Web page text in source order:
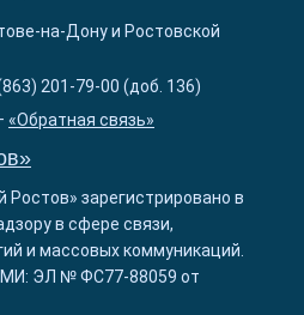
на-Дону и Ростовской
201-79-00 (доб. 136)
«Обратная связь»
зарегистрировано в
в сфере связи,
и массовых коммуникаций.
ЭЛ № ФС77-88059 от